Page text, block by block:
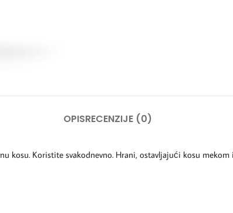
OPISRECENZIJE (0)
kosu. Koristite svakodnevno. Hrani, ostavljajući kosu